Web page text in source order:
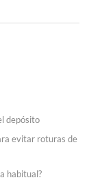
depósito
evitar roturas de
habitual?